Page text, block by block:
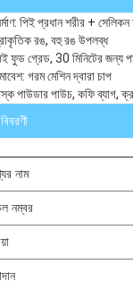
পিই প্রধান শরীর +
রঙ, বহু রঙ উপলব্ধ
ফুড গ্রেড, 30 মিনিটের জন্য
গরম মেশিন দ্বারা চাপ
পাউডার পাউচ, কফি ব্যাগ,
নাম
নম্বর